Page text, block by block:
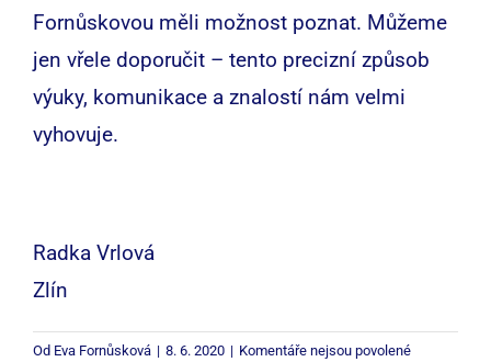
Fornůskovou měli možnost poznat. Můžeme
jen vřele doporučit – tento precizní způsob
výuky, komunikace a znalostí nám velmi
vyhovuje.
Radka Vrlová
Zlín
Od Eva Fornůsková | 8. 6. 2020 | Komentáře nejsou povolenéu